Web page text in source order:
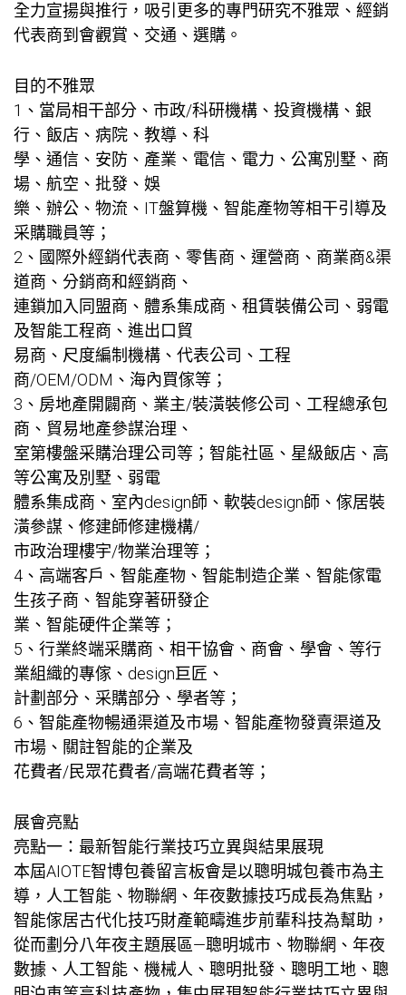
全力宣揚與推行，吸引更多的專門研究不雅眾、經銷
代表商到會觀賞、交通、選購。
目的不雅眾
1、當局相干部分、市政/科研機構、投資機構、銀
行、飯店、病院、教導、科
學、通信、安防、產業、電信、電力、公寓別墅、商
場、航空、批發、娛
樂、辦公、物流、IT盤算機、智能產物等相干引導及
采購職員等；
2、國際外經銷代表商、零售商、運營商、商業商&渠
道商、分銷商和經銷商、
連鎖加入同盟商、體系集成商、租賃裝備公司、弱電
及智能工程商、進出口貿
易商、尺度編制機構、代表公司、工程
商/OEM/ODM、海內買傢等；
3、房地產開闢商、業主/裝潢裝修公司、工程總承包
商、貿易地產參謀治理、
室第樓盤采購治理公司等；智能社區、星級飯店、高
等公寓及別墅、弱電
體系集成商、室內design師、軟裝design師、傢居裝
潢參謀、修建師修建機構/
市政治理樓宇/物業治理等；
4、高端客戶、智能產物、智能制造企業、智能傢電
生孩子商、智能穿著研發企
業、智能硬件企業等；
5、行業終端采購商、相干協會、商會、學會、等行
業組織的專傢、design巨匠、
計劃部分、采購部分、學者等；
6、智能產物暢通渠道及市場、智能產物發賣渠道及
市場、關註智能的企業及
花費者/民眾花費者/高端花費者等；
展會亮點
亮點一：最新智能行業技巧立異與結果展現
本屆AIOTE智博包養留言板會是以聰明城包養市為主
導，人工智能、物聯網、年夜數據技巧成長為焦點，
智能傢居古代化技巧財產範疇進步前輩科技為幫助，
從而劃分八年夜主題展區—聰明城市、物聯網、年夜
數據、人工智能、機械人、聰明批發、聰明工地、聰